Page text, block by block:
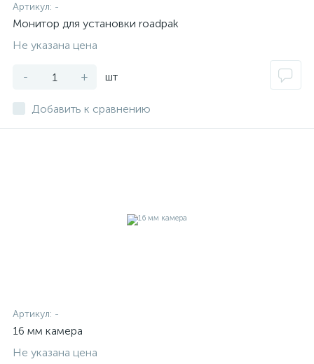
Артикул: -
Монитор для установки roadpak
Не указана цена
- + шт
Добавить к сравнению
Артикул: -
16 мм камера
Не указана цена